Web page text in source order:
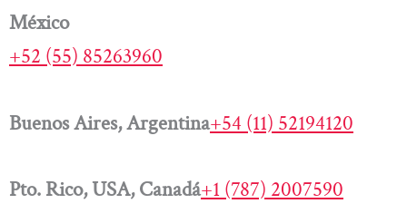
México
+52 (55) 85263960
Buenos Aires, Argentina+54 (11) 52194120
Pto. Rico, USA, Canadá+1 (787) 2007590